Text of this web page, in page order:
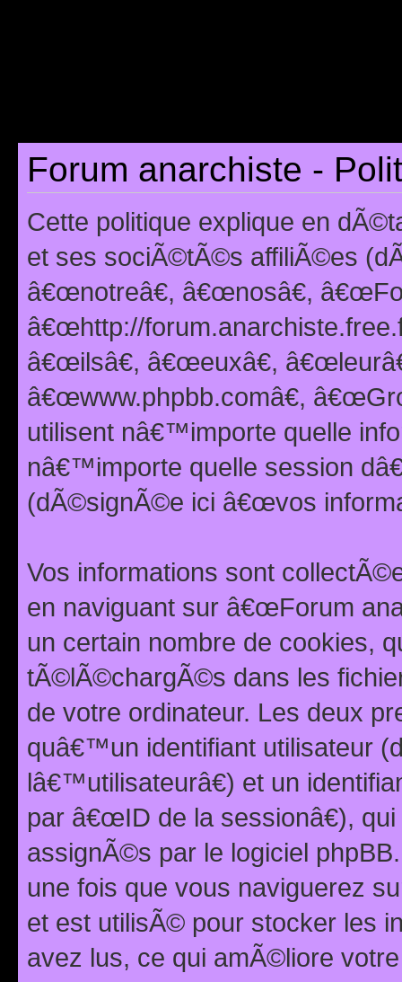
Forum anarchiste -
Cette politique explique en
et ses sociÃ©tÃ©s affiliÃ©es
â€œnotreâ€, â€œnosâ€,
â€œhttp://
â€œilsâ€, â€œeuxâ€,
â€œwww.phpbb.comâ€,
utilisent nâ€™importe quelle
nâ€™importe quelle session
(dÃ©signÃ©e ici â€œvos
Vos informations sont
en naviguant sur â€œForum
un certain nombre de cookies,
tÃ©lÃ©chargÃ©s dans les
de votre ordinateur. Les deux
quâ€™un identifiant utilisateur
lâ€™utilisateurâ€) et un
par â€œID de la sessionâ€),
assignÃ©s par le logiciel
une fois que vous naviguerez
et est utilisÃ© pour stocker les
avez lus, ce qui amÃ©liore